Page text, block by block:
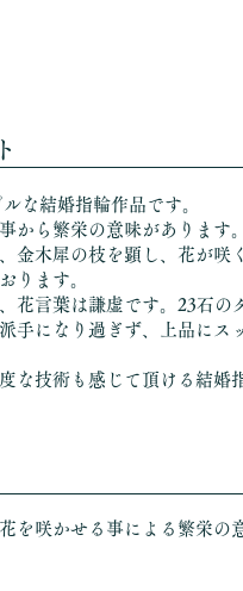
な結婚指輪作品です。
から繁栄の意味があります
金木犀の枝を顕し、花が咲
ります。
花言葉は謙虚です。23石の
手になり過ぎず、上品にス
な技術も感じて頂ける結婚
を咲かせる事による繁栄の